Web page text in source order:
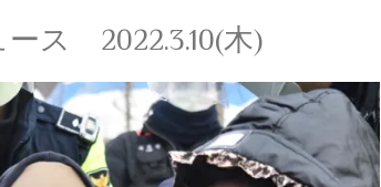
ス 2022.3.10(木)